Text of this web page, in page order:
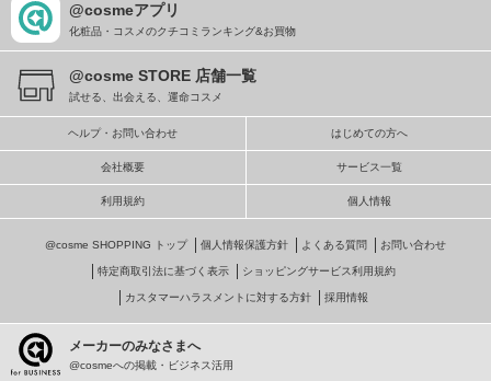
@cosmeアプリ
化粧品・コスメのクチコミランキング&お買物
@cosme STORE 店舗一覧
試せる、出会える、運命コスメ
ヘルプ・お問い合わせ はじめての方へ
会社概要 サービス一覧
利用規約 個人情報
@cosme SHOPPING トップ 個人情報保護方針 よくある質問 お問い合わせ
特定商取引法に基づく表示 ショッピングサービス利用規約
カスタマーハラスメントに対する方針 採用情報
メーカーのみなさまへ
@cosmeへの掲載・ビジネス活用